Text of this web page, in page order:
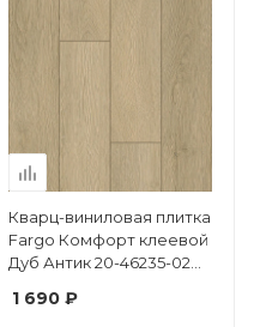
Кварц-виниловая плитка
Fargo Комфорт клеевой
Дуб Антик 20-46235-02
1 690 ₽